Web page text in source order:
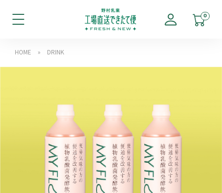
0
HOME » DRINK